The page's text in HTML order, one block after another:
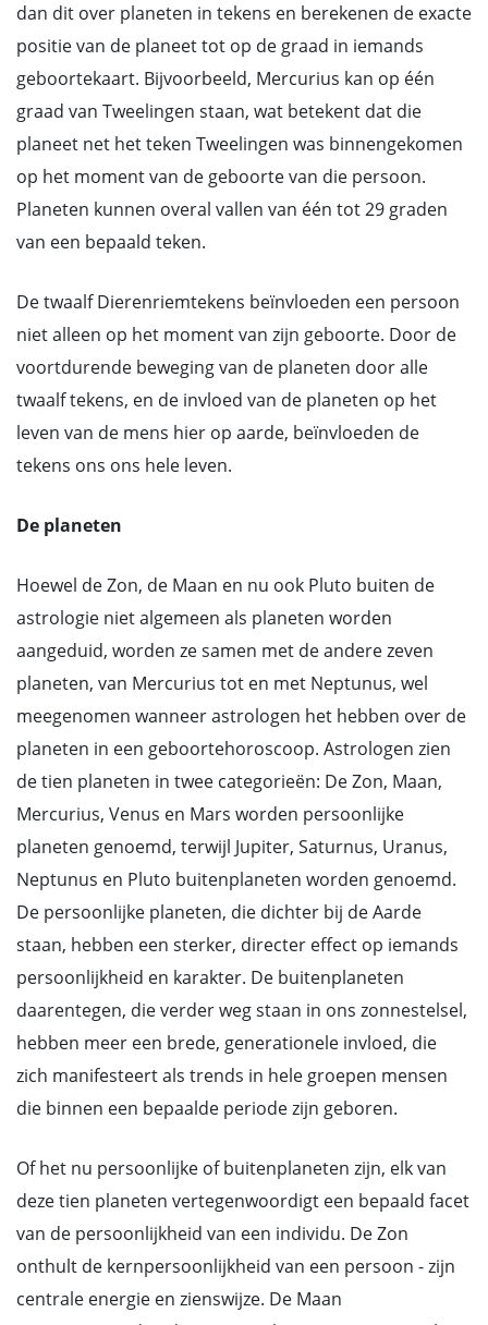
dan dit over planeten in tekens en berekenen de exacte
positie van de planeet tot op de graad in iemands
geboortekaart. Bijvoorbeeld, Mercurius kan op één
graad van Tweelingen staan, wat betekent dat die
planeet net het teken Tweelingen was binnengekomen
op het moment van de geboorte van die persoon.
Planeten kunnen overal vallen van één tot 29 graden
van een bepaald teken.
De twaalf Dierenriemtekens beïnvloeden een persoon
niet alleen op het moment van zijn geboorte. Door de
voortdurende beweging van de planeten door alle
twaalf tekens, en de invloed van de planeten op het
leven van de mens hier op aarde, beïnvloeden de
tekens ons ons hele leven.
De planeten
Hoewel de Zon, de Maan en nu ook Pluto buiten de
astrologie niet algemeen als planeten worden
aangeduid, worden ze samen met de andere zeven
planeten, van Mercurius tot en met Neptunus, wel
meegenomen wanneer astrologen het hebben over de
planeten in een geboortehoroscoop. Astrologen zien
de tien planeten in twee categorieën: De Zon, Maan,
Mercurius, Venus en Mars worden persoonlijke
planeten genoemd, terwijl Jupiter, Saturnus, Uranus,
Neptunus en Pluto buitenplaneten worden genoemd.
De persoonlijke planeten, die dichter bij de Aarde
staan, hebben een sterker, directer effect op iemands
persoonlijkheid en karakter. De buitenplaneten
daarentegen, die verder weg staan in ons zonnestelsel,
hebben meer een brede, generationele invloed, die
zich manifesteert als trends in hele groepen mensen
die binnen een bepaalde periode zijn geboren.
Of het nu persoonlijke of buitenplaneten zijn, elk van
deze tien planeten vertegenwoordigt een bepaald facet
van de persoonlijkheid van een individu. De Zon
onthult de kernpersoonlijkheid van een persoon - zijn
centrale energie en zienswijze. De Maan